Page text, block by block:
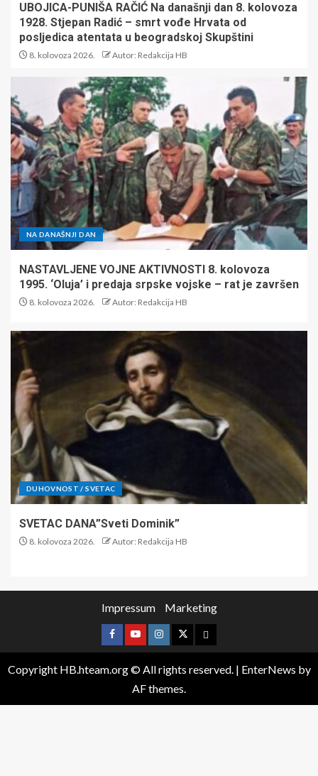
UBOJICA-PUNIŠA RAČIĆ Na današnji dan 8. kolovoza
1928. Stjepan Radić – smrt vođe Hrvata od
posljedica atentata u beogradskoj Skupštini
8. kolovoza 2026. Autor: Redakcija HB
NA DANAŠNJI DAN
NASTAVLJENE VOJNE AKTIVNOSTI 8. kolovoza
1995. ‘Oluja’ i predaja srpske vojske – rat je završen
8. kolovoza 2026. Autor: Redakcija HB
DUHOVNOST / SVETAC
SVETAC DANA”Sveti Dominik”
8. kolovoza 2026. Autor: Redakcija HB
Impressum Marketing
Copyright HB.hteam.org © All rights reserved. | EnterNews by
AF themes.